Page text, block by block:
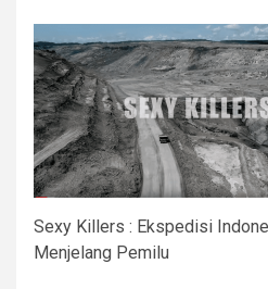
Sexy Killers : Ekspedisi
Menjelang Pemilu